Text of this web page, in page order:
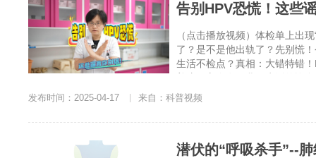
告别HPV恐慌！这些
（点击播放视频）体检单上出
了？是不是他出轨了？先别慌
生活不检点？真相：大错特错
发布时间：2025-04-17 来自：科普视频
潜伏的“呼吸杀手”--